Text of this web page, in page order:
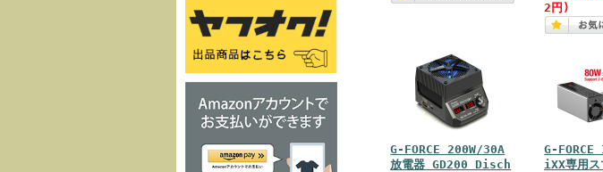
2円)
G-FORCE 200W/30A
放電器 GD200 Disch
G-
iXX専用ス